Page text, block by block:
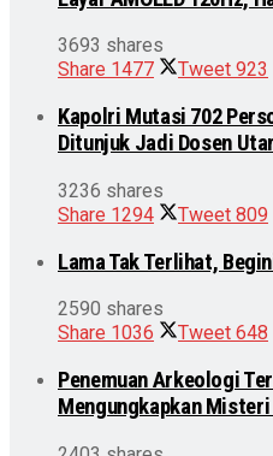
3693 shares
Share 1477 Tweet 923
Kapolri Mutasi 702
Ditunjuk Jadi Dosen
3236 shares
Share 1294 Tweet 809
Lama Tak Terlihat,
2590 shares
Share 1036 Tweet 648
Penemuan Arkeologi
Mengungkapkan Misteri